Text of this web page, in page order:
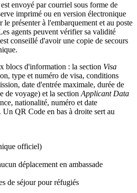
envoyé par courriel sous forme de
imprimé ou en version électronique
le présenter à l'embarquement et au poste
agents peuvent vérifier sa validité
conseillé d'avoir une copie de secours
blocs d'information : la section Visa
type et numéro de visa, conditions
date d'entrée maximale, durée de
de voyage) et la section Applicant Data
nationalité, numéro et date
QR Code en bas à droite sert au
officiel)
déplacement en ambassade
de séjour pour réfugiés